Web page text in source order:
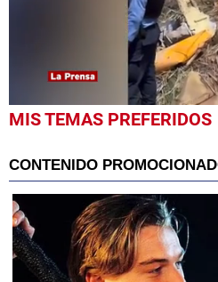
0
seconds
seconds
MIS TEMAS PREFERIDOS